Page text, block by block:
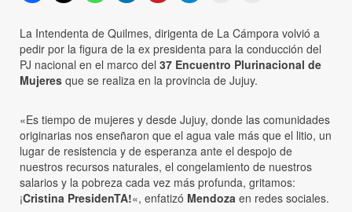
La Intendenta de Quilmes, dirigenta de La Cámpora volvió a
pedir por la figura de la ex presidenta para la conducción del
PJ nacional en el marco del 37 Encuentro Plurinacional de
Mujeres que se realiza en la provincia de Jujuy.
«Es tiempo de mujeres y desde Jujuy, donde las comunidades
originarias nos enseñaron que el agua vale más que el litio, un
lugar de resistencia y de esperanza ante el despojo de
nuestros recursos naturales, el congelamiento de nuestros
salarios y la pobreza cada vez más profunda, gritamos:
¡Cristina PresidenTA!«, enfatizó Mendoza en redes sociales.